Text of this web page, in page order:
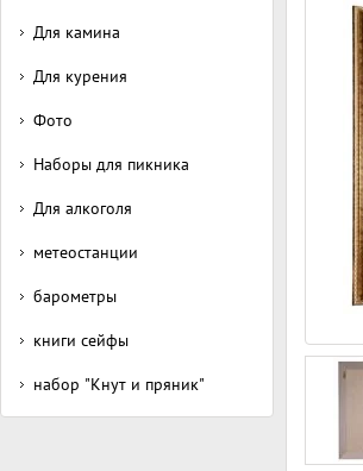
Для камина
Для курения
Фото
Наборы для пикника
Для алкоголя
метеостанции
барометры
книги сейфы
набор "Кнут и пряник"